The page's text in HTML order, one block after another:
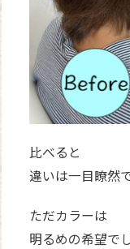
比べると
違いは一目瞭然
ただカラーは
明るめの希望で